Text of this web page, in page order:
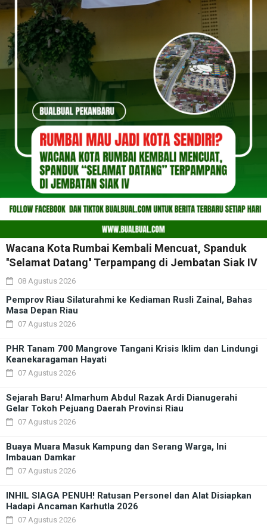
Wacana Kota Rumbai Kembali Mencuat, Spanduk
''Selamat Datang'' Terpampang di Jembatan Siak IV
08 Agustus 2026
Pemprov Riau Silaturahmi ke Kediaman Rusli Zainal, Bahas
Masa Depan Riau
07 Agustus 2026
PHR Tanam 700 Mangrove Tangani Krisis Iklim dan Lindungi
Keanekaragaman Hayati
07 Agustus 2026
Sejarah Baru! Almarhum Abdul Razak Ardi Dianugerahi
Gelar Tokoh Pejuang Daerah Provinsi Riau
07 Agustus 2026
Buaya Muara Masuk Kampung dan Serang Warga, Ini
Imbauan Damkar
07 Agustus 2026
INHIL SIAGA PENUH! Ratusan Personel dan Alat Disiapkan
Hadapi Ancaman Karhutla 2026
07 Agustus 2026